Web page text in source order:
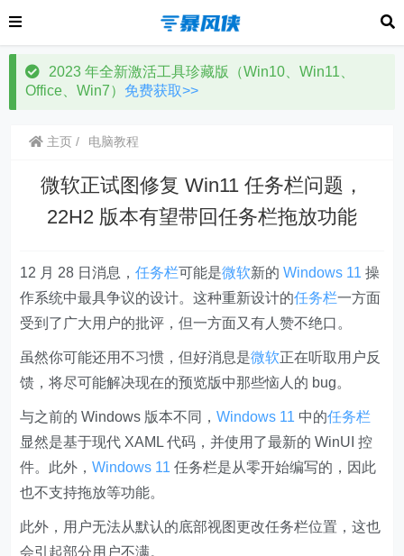
2023 年全新激活工具珍藏版（Win10、Win11、
Office、Win7） 免费获取>>
主页 电脑教程
微软正试图修复 Win11 任务栏问题，
22H2 版本有望带回任务栏拖放功能
12 月 28 日消息，任务栏可能是微软新的Windows 11 操
作系统中最具争议的设计。这种重新设计的任务栏一方面
受到了广大用户的批评，但一方面又有人赞不绝口。
虽然你可能还用不习惯，但好消息是微软正在听取用户反
馈，将尽可能解决现在的预览版中那些恼人的 bug。
与之前的 Windows 版本不同，Windows 11 中的任务栏
显然是基于现代 XAML 代码，并使用了最新的 WinUI 控
件。此外，Windows 11 任务栏是从零开始编写的，因此
也不支持拖放等功能。
此外，用户无法从默认的底部视图更改任务栏位置，这也
会引起部分用户不满。